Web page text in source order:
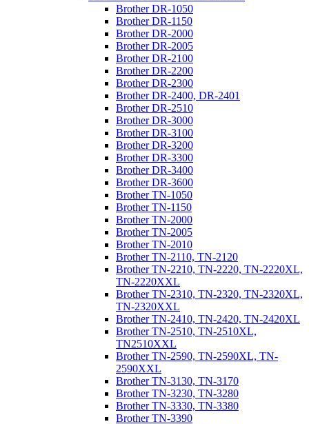
Brother DR-1050
Brother DR-1150
Brother DR-2000
Brother DR-2005
Brother DR-2100
Brother DR-2200
Brother DR-2300
Brother DR-2400, DR-2401
Brother DR-2510
Brother DR-3000
Brother DR-3100
Brother DR-3200
Brother DR-3300
Brother DR-3400
Brother DR-3600
Brother TN-1050
Brother TN-1150
Brother TN-2000
Brother TN-2005
Brother TN-2010
Brother TN-2110, TN-2120
Brother TN-2210, TN-2220, TN-2220XL,
TN-2220XXL
Brother TN-2310, TN-2320, TN-2320XL,
TN-2320XXL
Brother TN-2410, TN-2420, TN-2420XL
Brother TN-2510, TN-2510XL,
TN2510XXL
Brother TN-2590, TN-2590XL, TN-
2590XXL
Brother TN-3130, TN-3170
Brother TN-3230, TN-3280
Brother TN-3330, TN-3380
Brother TN-3390